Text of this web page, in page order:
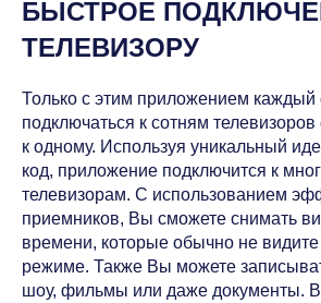
БЫСТРОЕ
ТЕЛЕВИЗОРУ
Только с этим приложением каждый
подключаться к сотням телевизоров
к одному. Используя уникальный
код, приложение подключится к
телевизорам. С использованием
приемников, Вы сможете снимать
времени, которые обычно не
режиме. Также Вы можете
шоу, фильмы или даже документы.